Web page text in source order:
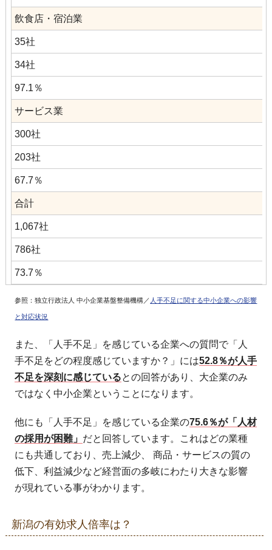
飲食店・宿泊業
35社
34社
97.1％
サービス業
300社
203社
67.7％
合計
1,067社
786社
73.7％
参照：独立行政法人 中小企業基盤整備機構／ 人手不足に関する中小企業への影響
と対応状況
また、「人手不足」を感じている企業への質問で「人
手不足をどの程度感じていますか？」には52.8％が人手
不足を深刻に感じているとの回答があり、大企業のみ
ではなく中小企業ということになります。
他にも「人手不足」を感じている企業の75.6％が「人材
の採用が困難」 だと回答しています。これはどの業種
にも共通しており、売上減少、 商品・サービスの質の
低下、利益減少など経営面の多岐にわたり大きな影響
が現れている事がわかります。
新潟の有効求人倍率は？